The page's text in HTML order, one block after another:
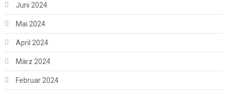
Juni 2024
Mai 2024
April 2024
März 2024
Februar 2024